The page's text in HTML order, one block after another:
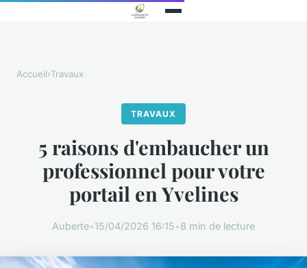
Accueil›Travaux
TRAVAUX
5 raisons d'embaucher un
professionnel pour votre
portail en Yvelines
Auberte•15/04/2026 16:15•8 min de lecture